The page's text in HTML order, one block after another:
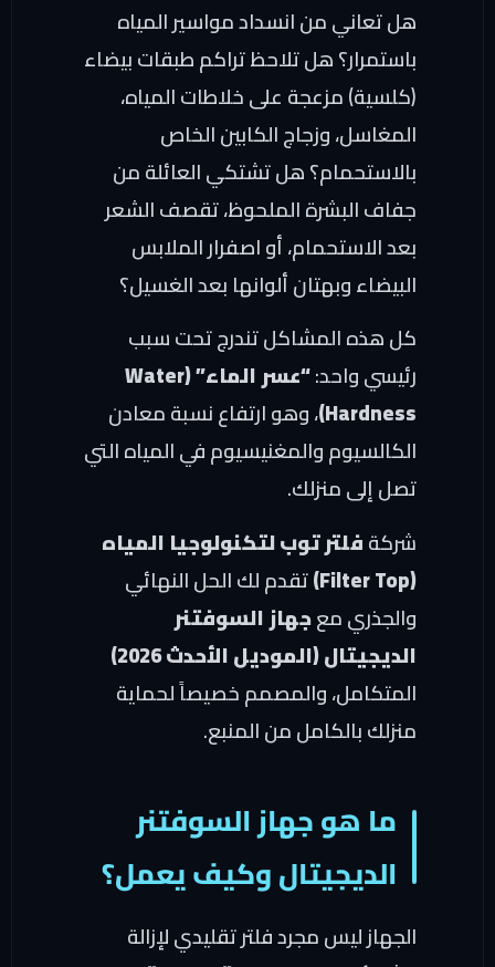
هل تعاني من انسداد مواسير المياه
باستمرار؟ هل تلاحظ تراكم طبقات بيضاء
(كلسية) مزعجة على خلاطات المياه،
المغاسل، وزجاج الكابين الخاص
بالاستحمام؟ هل تشتكي العائلة من
جفاف البشرة الملحوظ، تقصف الشعر
بعد الاستحمام، أو اصفرار الملابس
البيضاء وبهتان ألوانها بعد الغسيل؟
كل هذه المشاكل تندرج تحت سبب
رئيسي واحد:
“عسر الماء” (Water
Hardness) ، وهو ارتفاع نسبة معادن
الكالسيوم والمغنيسيوم في المياه التي
تصل إلى منزلك.
شركةفلتر توب لتكنولوجيا المياه
(Filter Top)
تقدم لك الحل النهائي
والجذري معجهاز السوفتنر
الديجيتال (الموديل الأحدث 2026)
المتكامل، والمصمم خصيصاً لحماية
منزلك بالكامل من المنبع.
ما هو جهاز السوفتنر
الديجيتال وكيف يعمل؟
الجهاز ليس مجرد فلتر تقليدي لإزالة